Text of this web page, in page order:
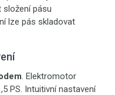
složení pásu
lze pás skladovat
. Elektromotor
PS. Intuitivní nastavení